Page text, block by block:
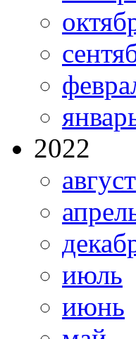
2022
август
июль
июнь